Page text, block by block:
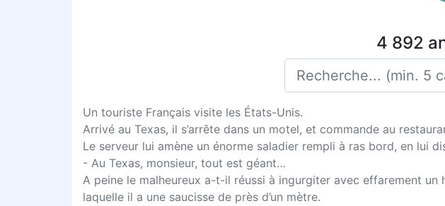
4 892
Un touriste Français visite les États-Unis.
Arrivé au Texas, il s’arrête dans un motel, et commande au
Le serveur lui amène un énorme saladier rempli à ras bord, en lui
- Au Texas, monsieur, tout est géant…
A peine le malheureux a-t-il réussi à ingurgiter avec effarement
laquelle il a une saucisse de près d’un mètre.